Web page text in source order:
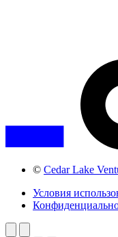
© Cedar Lake
Условия